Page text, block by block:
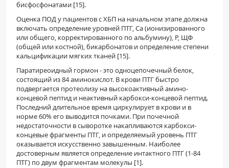
бисфосфонатами [15].
Оценка ПОД у пациентов с ХБП на начальном этапе должна
включать определение уровней ПТГ, Са (ионизированного
или общего, корректированного по альбумину), Р, ЩФ
(общей или костной), бикарбонатов и определение степени
кальцификации мягких тканей [15].
Паратиреоидный гормон - это одноцепочечный белок,
состоящий из 84 аминокислот. В крови ПТГ быстро
подвергается протеолизу на высокоактивный амино-
концевой пептид и неактивный карбокси-концевой пептид.
Последний длительное время циркулирует в крови и в
норме 60% его выводится почками. При почечной
недостаточности в сыворотке накапливаются карбокси-
концевые фрагменты ПТГ, и определяемый уровень ПТГ
оказывается искусственно завышенным. Наиболее
достоверным является определение интактного ПТГ (1-84
ПТГ) по двум фрагментам молекулы [1].